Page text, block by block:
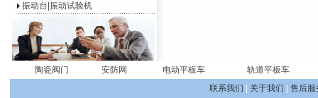
振动台|振动试验机
陶瓷阀门 安防网 电动平板车
轨道平板车
联系我们
关于我们
售后服